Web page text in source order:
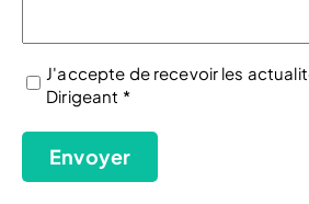
(Nécessaire)
J'accepte de recevoir les
Dirigeant *
Envoyer